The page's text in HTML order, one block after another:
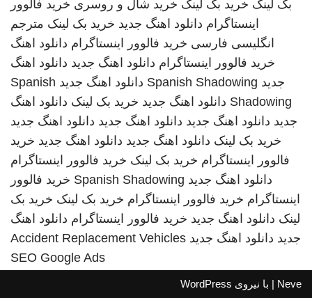
بک لینک خرید بک لینک خرید شال و روسری خرید فالوور
اینستاگرام دانلود اهنگ جدید خرید بک لینک مترجم
انگلیسی فارسی خرید فالوور اینستاگرام دانلود اهنگ
خرید فالوور اینستاگرام دانلود اهنگ جدید دانلود اهنگ
جدید Spanish Shadowing دانلود اهنگ جدید Spanish
Shadowing دانلود اهنگ جدید خرید بک لینک دانلود اهنگ
جدید دانلود اهنگ جدید دانلود اهنگ جدید دانلود اهنگ جدید
خرید بک لینک دانلود اهنگ جدید دانلود اهنگ جدید خرید
فالوور اینستاگرام خرید بک لینک خرید فالوور اینستاگرام
دانلود اهنگ جدید Spanish Shadowing خرید فالوور
اینستاگرام خرید فالوور اینستاگرام خرید بک لینک خرید بک
لینک دانلود اهنگ جدید خرید فالوور اینستاگرام دانلود اهنگ
جدید دانلود اهنگ جدید Accident Replacement Vehicles
SEO Google Ads
Neve | با نیروی WordPress